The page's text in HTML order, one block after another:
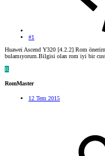
#1
Huawei Ascend Y320 [4.2.2] Rom
bulamıyorum.Bilgisi olan rom iyi bir
R
RomMaster
12 Tem 2015